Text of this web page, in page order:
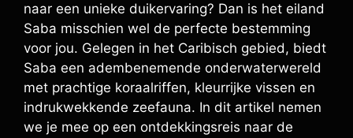
naar een unieke duikervaring? Dan is het eiland
Saba misschien wel de perfecte bestemming
voor jou. Gelegen in het Caribisch gebied, biedt
Saba een adembenemende onderwaterwereld
met prachtige koraalriffen, kleurrijke vissen en
indrukwekkende zeefauna. In dit artikel nemen
we je mee op een ontdekkingsreis naar de